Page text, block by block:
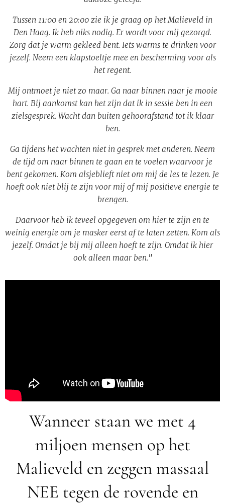
Tussen 11:00 en 20:00 zie ik je graag op het Malieveld in
Den Haag. Ik heb niks nodig. Er wordt voor mij gezorgd.
Zorg dat je warm gekleed bent. Iets warms te drinken voor
jezelf. Neem een klapstoeltje mee en bescherming voor als
het regent.
Mij ontmoet je niet zo maar. Ga naar binnen naar je mooie
hart. Bij aankomst kan het zijn dat ik in sessie ben in een
zielsgesprek. Wacht dan buiten gehoorafstand tot ik klaar
ben.
Ga tijdens het wachten niet in gesprek met anderen. Neem
de tijd om naar binnen te gaan en te voelen waarvoor je
bent gekomen. Kom alsjeblieft niet om mij de les te lezen. Je
hoeft ook niet blij te zijn voor mij of mij positieve energie te
brengen.
Daarvoor heb ik teveel opgegeven om hier te zijn en te
weinig energie om je masker eerst af te laten zetten. Kom als
jezelf. Omdat je bij mij alleen hoeft te zijn. Omdat ik hier
ook alleen maar ben."
Wanneer staan we met 4
miljoen mensen op het
Malieveld en zeggen massaal
NEE tegen de rovende en